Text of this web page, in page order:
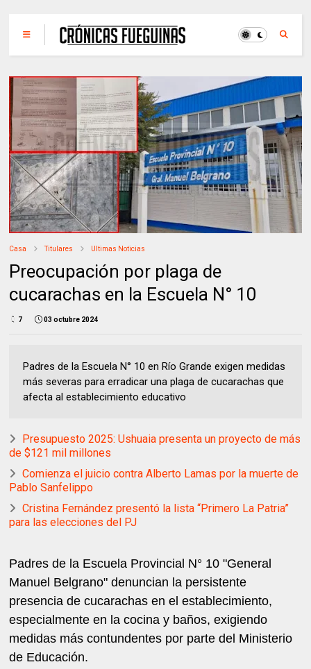
Casa Titulares Ultimas Noticias
Preocupación por plaga de
cucarachas en la Escuela N° 10
7 03 octubre 2024
Padres de la Escuela N° 10 en Río Grande exigen medidas
más severas para erradicar una plaga de cucarachas que
afecta al establecimiento educativo
Presupuesto 2025: Ushuaia presenta un proyecto de más
de $121 mil millones
Comienza el juicio contra Alberto Lamas por la muerte de
Pablo Sanfelippo
Cristina Fernández presentó la lista “Primero La Patria”
para las elecciones del PJ
Padres de la Escuela Provincial N° 10 "General
Manuel Belgrano" denuncian la persistente
presencia de cucarachas en el establecimiento,
especialmente en la cocina y baños, exigiendo
medidas más contundentes por parte del Ministerio
de Educación.